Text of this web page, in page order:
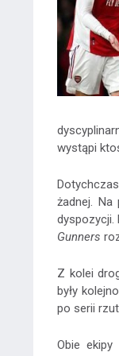
wystąpi
żadnej.
dyspozycji.
Gunners
Z kolei
były
po serii
Obie